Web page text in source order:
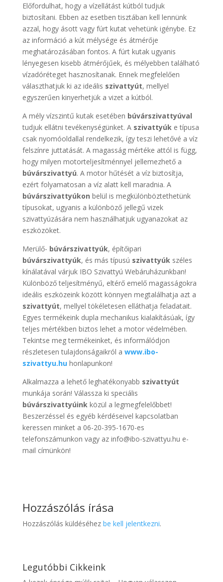
Előfordulhat, hogy a vízellátást kútból tudjuk
biztosítani. Ebben az esetben tisztában kell lennünk
azzal, hogy ásott vagy fúrt kutat vehetünk igénybe. Ez
az információ a kút mélysége és átmérője
meghatározásában fontos. A fúrt kutak ugyanis
lényegesen kisebb átmérőjűek, és mélyebben található
vízadóréteget hasznosítanak. Ennek megfelelően
választhatjuk ki az ideális szivattyút, mellyel
egyszerűen kinyerhetjük a vizet a kútból.
A mély vízszintű kutak esetében búvárszivattyúval
tudjuk ellátni tevékenységünket. A szivattyúke típusa
csak nyomóoldallal rendelkezik, így teszi lehetővé a víz
felszínre juttatását. A magasság mértéke attól is függ,
hogy milyen motorteljesítménnyel jellemezhető a
búvárszivattyú. A motor hűtését a víz biztosítja,
ezért folyamatosan a víz alatt kell maradnia. A
búvárszivattyúkon belül is megkülönböztethetünk
típusokat, ugyanis a különböző jellegű vizek
szivattyúzására nem használhatjuk ugyanazokat az
eszközöket.
Merülő- búvárszivattyúk, építőipari
búvárszivattyúk, és más típusú szivattyúkszéles
kínálatával várjuk IBO Szivattyú Webáruházunkban!
Különböző teljesítményű, eltérő emelő magasságokra
ideális eszközeink között könnyen megtalálhatja azt a
szivattyút, mellyel tökéletesen elláthatja feladatait.
Egyes termékeink dupla mechanikus kialakításúak, így
teljes mértékben biztos lehet a motor védelmében.
Tekintse meg termékeinket, és informálódjon
részletesen tulajdonságaikról a www.ibo-
szivattyu.huhonlapunkon!
Alkalmazza a lehető leghatékonyabb szivattyút
munkája során! Válassza ki speciális
búvárszivattyúink közül a legmegfelelőbbet!
Beszerzéssel és egyéb kérdéseivel kapcsolatban
keressen minket a 06-20-395-1670-es
telefonszámunkon vagy az info@ibo-szivattyu.hu e-
mail címünkön!
Hozzászólás írása
Hozzászólás küldéséhez be kell jelentkezni.
Legutóbbi Cikkeink